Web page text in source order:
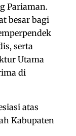
Pariaman.
besar bagi
serta
Utama
di
atas
Kabupaten